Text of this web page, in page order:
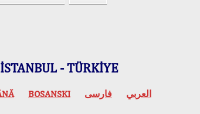
- TÜRKİYE
BOSANSKI العربي فارسی